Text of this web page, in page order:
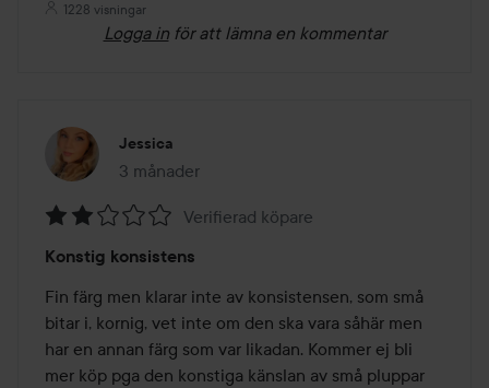
1228 visningar
Logga in för att lämna en kommentar
Jessica
3 månader
Inlägget skapades 3 månader
2
av
5
Verifierad köpare
Konstig konsistens
Fin färg men klarar inte av konsistensen, som små
bitar i, kornig, vet inte om den ska vara såhär men
har en annan färg som var likadan. Kommer ej bli
mer köp pga den konstiga känslan av små pluppar